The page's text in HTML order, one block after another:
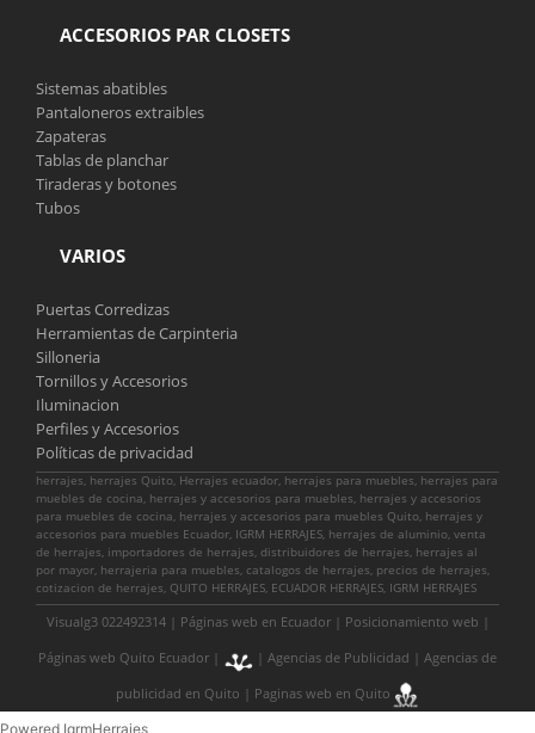
ACCESORIOS PAR CLOSETS
Sistemas abatibles
Pantaloneros extraibles
Zapateras
Tablas de planchar
Tiraderas y botones
Tubos
VARIOS
Puertas Corredizas
Herramientas de Carpinteria
Silloneria
Tornillos y Accesorios
Iluminacion
Perfiles y Accesorios
Políticas de privacidad
herrajes, herrajes Quito, Herrajes ecuador, herrajes para muebles, herrajes para
muebles de cocina, herrajes y accesorios para muebles, herrajes y accesorios
para muebles de cocina, herrajes y accesorios para muebles Quito, herrajes y
accesorios para muebles Ecuador, IGRM HERRAJES, herrajes de aluminio, venta
de herrajes, importadores de herrajes, distribuidores de herrajes, herrajes al
por mayor, herrajeria para muebles, catalogos de herrajes, precios de herrajes,
cotizacion de herrajes, QUITO HERRAJES, ECUADOR HERRAJES, IGRM HERRAJES
Visualg3 022492314 | Páginas web en Ecuador| Posicionamiento web |
Páginas web Quito Ecuador | | Agencias de Publicidad | Agencias de
publicidad en Quito | Paginas web en Quito
Powered IgrmHerrajes